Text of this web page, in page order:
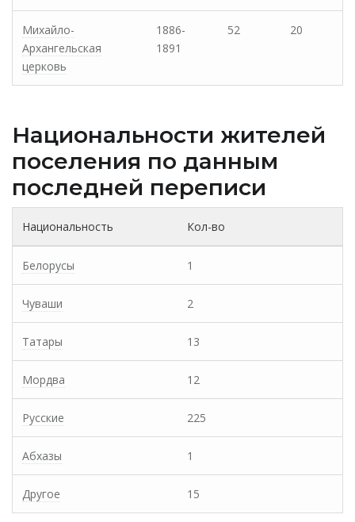
Михайло-
Архангельская
церковь
1886-
1891
52 20
Национальности жителей
поселения по данным
последней переписи
Национальность Кол-во
Белорусы 1
Чуваши 2
Татары 13
Мордва 12
Русские 225
Абхазы 1
Другое 15